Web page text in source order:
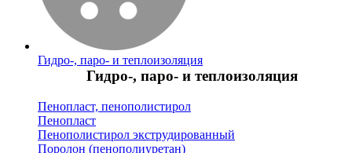
Гидро-, паро- и теплоизоляция
Гидро-, паро- и теплоизоляция
Пенопласт, пенополистирол
Пенопласт
Пенополистирол экструдированный
Поролон (пенополиуретан)